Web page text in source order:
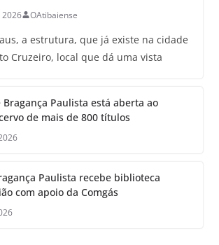
2026 OAtibaiense
a estrutura, que já existe na cidade
Cruzeiro, local que dá uma vista
Paulista está aberta ao
de mais de 800 títulos
Paulista recebe biblioteca
com apoio da Comgás